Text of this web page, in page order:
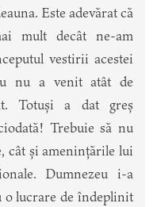
Este adevărat că
mult decât ne-am
vestirii acestei
nu a venit atât de
Totuși a dat greș
Trebuie să nu
cât și amenințările lui
Dumnezeu i-a
lucrare de îndeplinit